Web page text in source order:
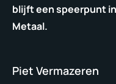
blijft een speerpunt
Metaal.
Piet Vermazeren